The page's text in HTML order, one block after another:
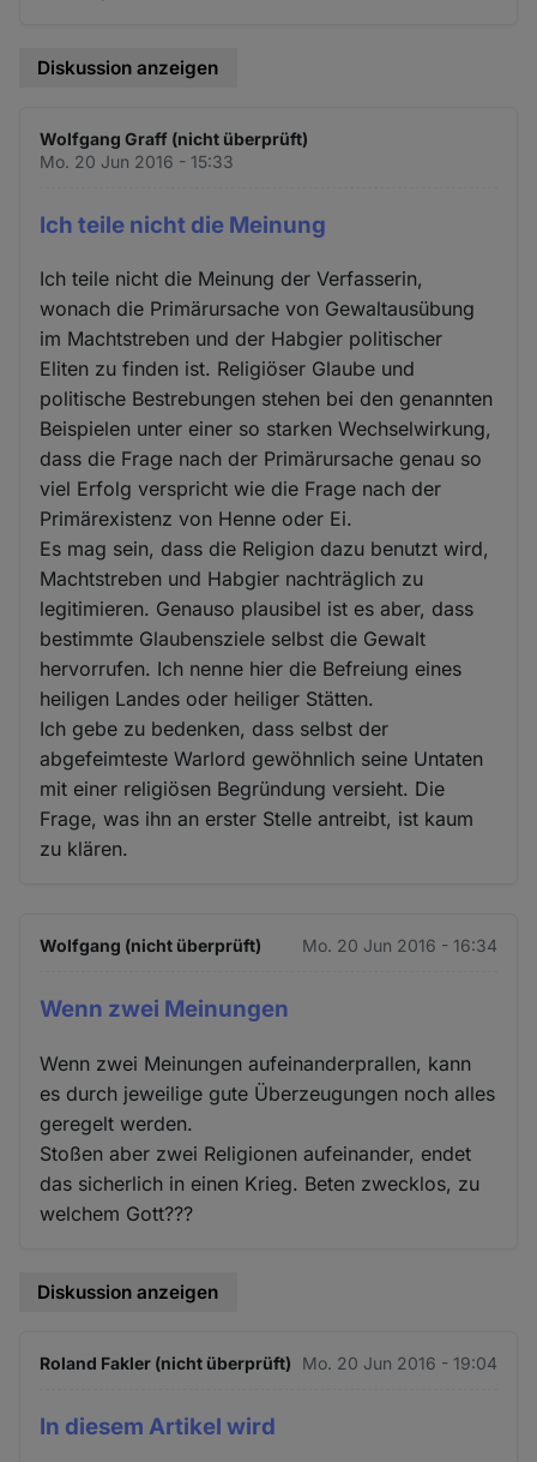
Diskussion anzeigen
Wolfgang Graff (nicht überprüft)
Mo. 20 Jun 2016 - 15:33
Ich teile nicht die Meinung
Ich teile nicht die Meinung der Verfasserin,
wonach die Primärursache von Gewaltausübung
im Machtstreben und der Habgier politischer
Eliten zu finden ist. Religiöser Glaube und
politische Bestrebungen stehen bei den genannten
Beispielen unter einer so starken Wechselwirkung,
dass die Frage nach der Primärursache genau so
viel Erfolg verspricht wie die Frage nach der
Primärexistenz von Henne oder Ei.
Es mag sein, dass die Religion dazu benutzt wird,
Machtstreben und Habgier nachträglich zu
legitimieren. Genauso plausibel ist es aber, dass
bestimmte Glaubensziele selbst die Gewalt
hervorrufen. Ich nenne hier die Befreiung eines
heiligen Landes oder heiliger Stätten.
Ich gebe zu bedenken, dass selbst der
abgefeimteste Warlord gewöhnlich seine Untaten
mit einer religiösen Begründung versieht. Die
Frage, was ihn an erster Stelle antreibt, ist kaum
zu klären.
Wolfgang (nicht überprüft) Mo. 20 Jun 2016 - 16:34
Wenn zwei Meinungen
Wenn zwei Meinungen aufeinanderprallen, kann
es durch jeweilige gute Überzeugungen noch alles
geregelt werden.
Stoßen aber zwei Religionen aufeinander, endet
das sicherlich in einen Krieg. Beten zwecklos, zu
welchem Gott???
Diskussion anzeigen
Roland Fakler (nicht überprüft) Mo. 20 Jun 2016 - 19:04
In diesem Artikel wird